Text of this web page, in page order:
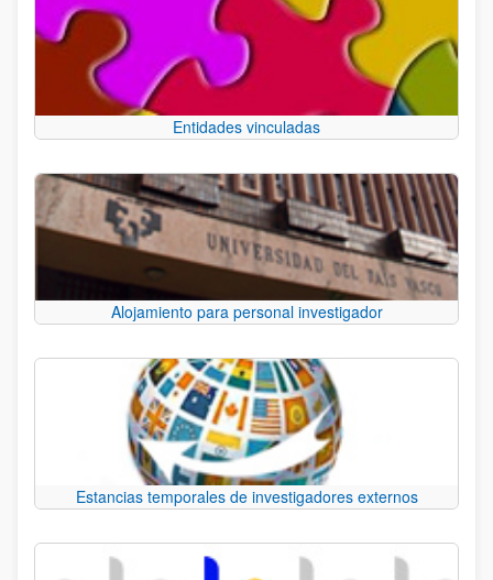
Entidades vinculadas
Alojamiento para personal investigador
Estancias temporales de investigadores externos